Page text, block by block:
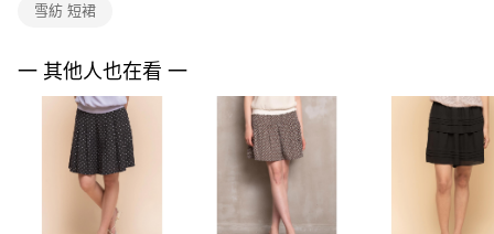
權轉讓予恩沛科技股份有限公司。
３．未成年的使用者請事先徵得法定代理人或監護人之同意方可使用
４．使用「AFTEE先享後付」時，將依據個別帳號之用戶狀況，依本公司即
時審查核予不同之上限額度；若仍有額度不足之情形，本公司將視審查結果
請求用戶進行身份認證。
５．嚴禁一人註冊多個帳號或使用他人資訊註冊。若發現惡意使用之情形，
恩沛科技股份有限公司將有權停止該用戶之使用額度並採取法律行動。
離島宅配 (蘭嶼恕不配送)
付款後門市自取
雪紡 短裙
一 其他人也在看 一